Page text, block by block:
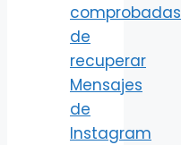
comprobadas
de
recuperar
Mensajes
de
Instagram